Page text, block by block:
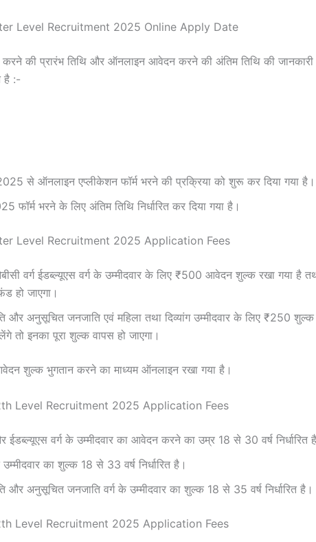
Level Recruitment 2025 Online Apply Date
की प्रारंभ तिथि और ऑनलाइन आवेदन करने की अंतिम तिथि की
है :-
से ऑनलाइन एप्लीकेशन फॉर्म भरने की प्रक्रिया को शुरू कर दिया गया है।
फॉर्म भरने के लिए अंतिम तिथि निर्धारित कर दिया गया है।
Level Recruitment 2025 Application Fees
वर्ग ईडब्ल्यूएस वर्ग के उम्मीदवार के लिए ₹500 आवेदन शुल्क रखा गया है
हो जाएगा।
और अनुसूचित जनजाति एवं महिला तथा दिव्यांग उम्मीदवार के लिए ₹250
लेंगे तो इनका पूरा शुल्क वापस हो जाएगा।
शुल्क भुगतान करने का माध्यम ऑनलाइन रखा गया है।
Level Recruitment 2025 Application Fees
ईडब्ल्यूएस वर्ग के उम्मीदवार का आवेदन करने का उम्र 18 से 30 वर्ष निर्धारित
का शुल्क 18 से 33 वर्ष निर्धारित है।
और अनुसूचित जनजाति वर्ग के उम्मीदवार का शुल्क 18 से 35 वर्ष निर्धारित है।
Level Recruitment 2025 Application Fees